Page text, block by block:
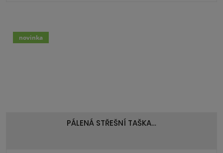
PÁLENÁ STŘEŠNÍ TAŠKA…
novinka